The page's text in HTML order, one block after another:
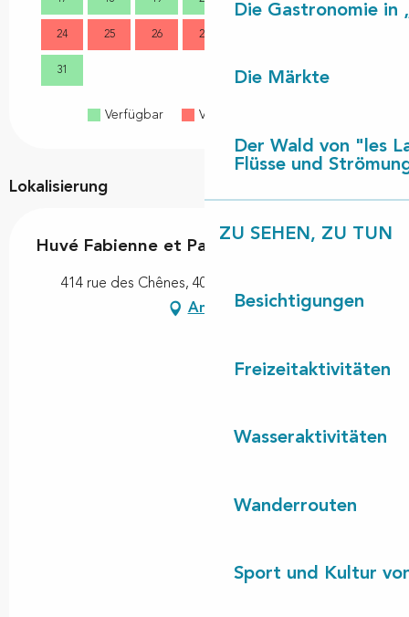
Die Gastronomie in
Die Märkte
Der Wald von "les
Flüsse und
ZU SEHEN, ZU TUN
Besichtigungen
Freizeitaktivitäten
Wasseraktivitäten
Wanderrouten
Sport und Kultur
24 25 26 27
31
Verfügbar Voll belegt
Lokalisierung
Huvé Fabienne et Patrick
414 rue des Chênes, 40560 Vielle-Saint-Girons
Anfahrt